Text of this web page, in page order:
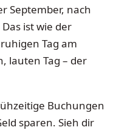
September, nach
ist wie der
Tag am
lauten Tag – der
Buchungen
sparen. Sieh dir